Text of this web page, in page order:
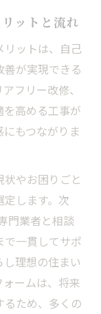
ットと流れ
ットは、自己
が実現できる
フリー改修、
高める工事が
もつながりま
やお困りごと
します。次
門業者と相談
で一貫してサポ
理想の住まい
ームは、将来
るため、多くの